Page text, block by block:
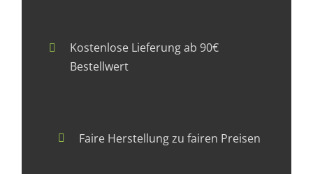
Kostenlose Lieferung ab 90€
Bestellwert
Faire Herstellung zu fairen Preisen